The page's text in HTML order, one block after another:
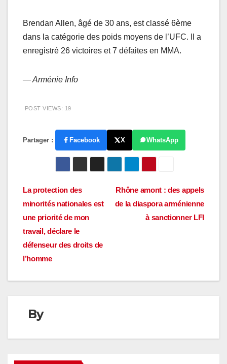
Brendan Allen, âgé de 30 ans, est classé 6ème
dans la catégorie des poids moyens de l’UFC. Il a
enregistré 26 victoires et 7 défaites en MMA.
— Arménie Info
POST VIEWS: 19
Partager : Facebook X WhatsApp
Navigation
de
l’article
Rhône amont : des appels
de la diaspora arménienne
à sanctionner LFI
La protection des
minorités nationales est
une priorité de mon
travail, déclare le
défenseur des droits de
l’homme
By